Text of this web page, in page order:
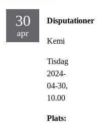
30
apr
Disputationer
Kemi
Tisdag
2024-
04-30,
10.00
Plats: